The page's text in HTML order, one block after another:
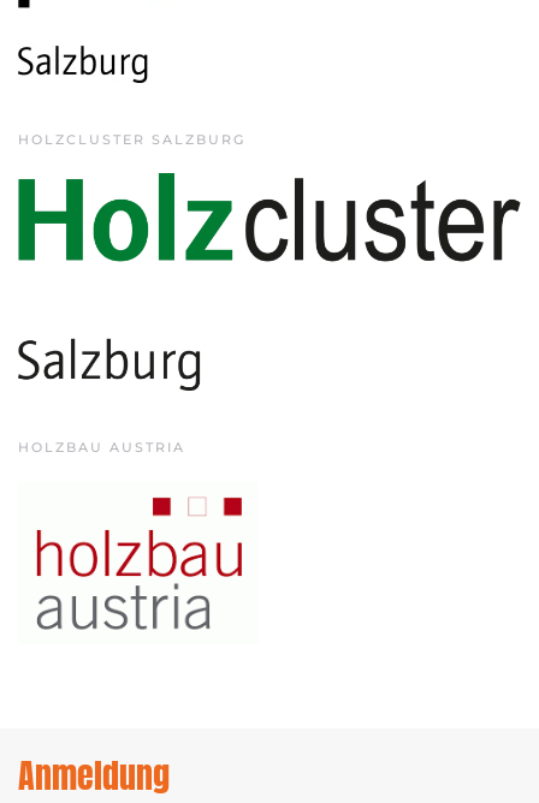
HOLZCLUSTER SALZBURG
HOLZBAU AUSTRIA
Anmeldung